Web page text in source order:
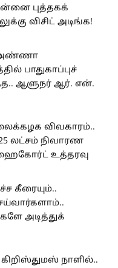
புத்தகக்
விசிட் அடிங்க!
அண்ணா
பாதுகாப்புச்
ஆளுநர் ஆர். என்.
விவகாரம்..
லட்சம் நிவாரண
உத்தரவு
கீரையும்..
அடித்துக்
கிறிஸ்துமஸ் நாளில்..